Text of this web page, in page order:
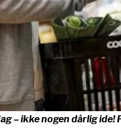
– ikke nogen dårlig ide!